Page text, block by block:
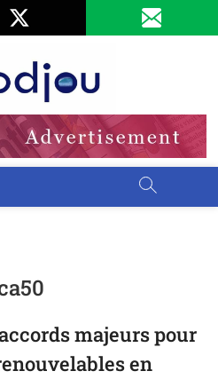
majeurs pour
en